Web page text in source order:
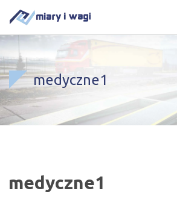
medyczne1
medyczne1